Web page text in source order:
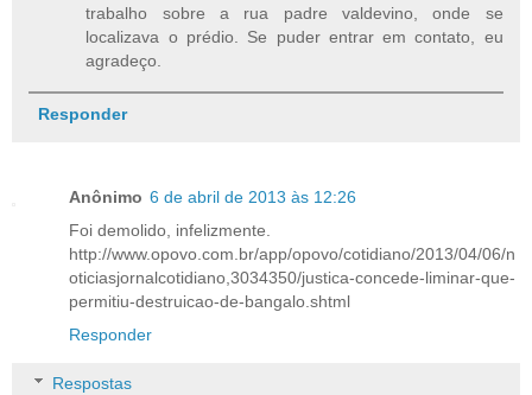
trabalho sobre a rua padre valdevino, onde se
localizava o prédio. Se puder entrar em contato, eu
agradeço.
Responder
Anônimo 6 de abril de 2013 às 12:26
Foi demolido, infelizmente.
http://www.opovo.com.br/app/opovo/cotidiano/2013/04/06/n
oticiasjornalcotidiano,3034350/justica-concede-liminar-que-
permitiu-destruicao-de-bangalo.shtml
Responder
Respostas